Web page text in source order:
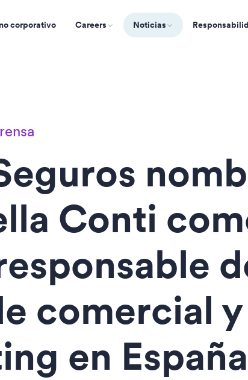
corporativo Careers Noticias
Conti
comercial
en España